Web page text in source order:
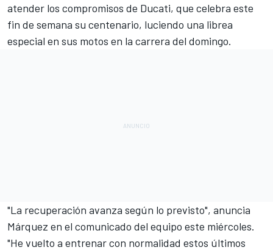
atender los compromisos de Ducati, que celebra este
fin de semana su centenario, luciendo una librea
especial en sus motos en la carrera del domingo.
"La recuperación avanza según lo previsto", anuncia
Márquez en el comunicado del equipo este miércoles.
"He vuelto a entrenar con normalidad estos últimos